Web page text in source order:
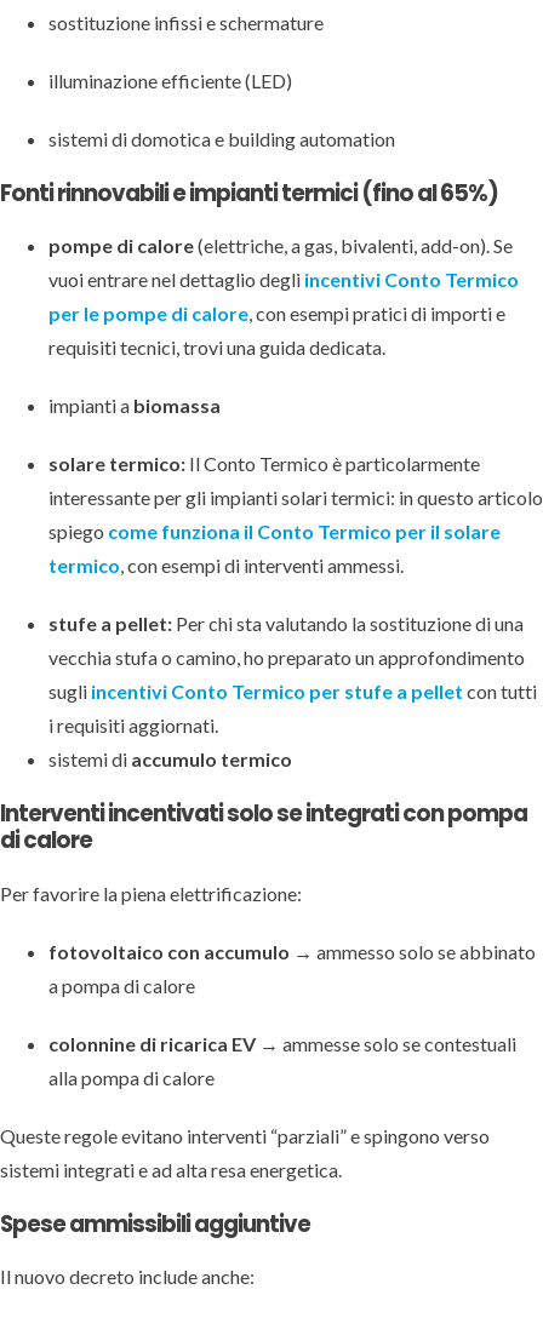
sostituzione infissi e schermature
illuminazione efficiente (LED)
sistemi di domotica e building automation
Fonti rinnovabili e impianti termici (fino al 65%)
pompe di calore(elettriche, a gas, bivalenti, add-on). Se
vuoi entrare nel dettaglio degli incentivi Conto Termico
per le pompe di calore, con esempi pratici di importi e
requisiti tecnici, trovi una guida dedicata.
impianti a biomassa
solare termico: Il Conto Termico è particolarmente
interessante per gli impianti solari termici: in questo articolo
spiego come funziona il Conto Termico per il solare
termico, con esempi di interventi ammessi.
stufe a pellet:Per chi sta valutando la sostituzione di una
vecchia stufa o camino, ho preparato un approfondimento
sugli incentivi Conto Termico per stufe a pellet con tutti
i requisiti aggiornati.
sistemi di accumulo termico
Interventi incentivati solo se integrati con pompa
di calore
Per favorire la piena elettrificazione:
fotovoltaico con accumulo → ammesso solo se abbinato
a pompa di calore
colonnine di ricarica EV→ ammesse solo se contestuali
alla pompa di calore
Queste regole evitano interventi “parziali” e spingono verso
sistemi integrati e ad alta resa energetica.
Spese ammissibili aggiuntive
Il nuovo decreto include anche: